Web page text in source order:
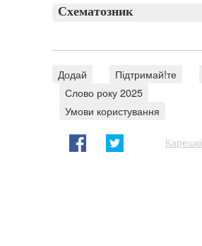
Схематозник
Додай Підтримай!те
Слово року 2025
Умови користування
Карешкі